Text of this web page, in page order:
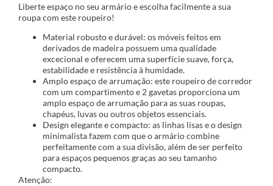
Liberte espaço no seu armário e escolha facilmente a sua
roupa com este roupeiro!
Material robusto e durável: os móveis feitos em
derivados de madeira possuem uma qualidade
excecional e oferecem uma superfície suave, força,
estabilidade e resistência à humidade.
Amplo espaço de arrumação: este roupeiro de corredor
com um compartimento e 2 gavetas proporciona um
amplo espaço de arrumação para as suas roupas,
chapéus, luvas ou outros objetos essenciais.
Design elegante e compacto: as linhas lisas e o design
minimalista fazem com que o armário combine
perfeitamente com a sua divisão, além de ser perfeito
para espaços pequenos graças ao seu tamanho
compacto.
Atenção: